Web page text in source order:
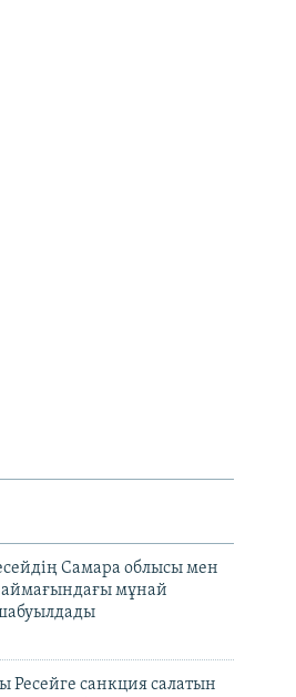
Самара облысы мен
аймағындағы мұнай
Ресейге санкция салатын